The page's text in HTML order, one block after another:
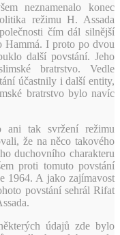
neznamenalo konec
režimu H. Assada
čím dál silnější
Hammá. I proto po dvou
další povstání. Jeho
bratrstvo. Vedle
účastnily i další entity,
bratrstvo bylo navíc
ani tak svržení režimu
že na něco takového
duchovního charakteru
proti tomuto povstání
1964. A jako zajímavost
povstání sehrál Rifat
údajů zde bylo